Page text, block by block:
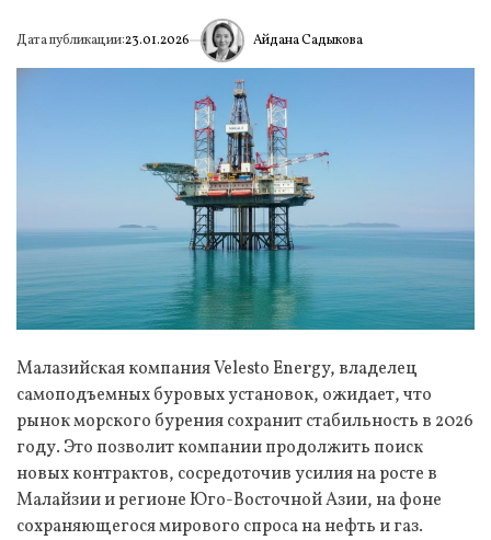
Дата публикации:23.01.2026 ИА Айдана Садыкова
Малазийская компания Velesto Energy, владелец
самоподъемных буровых установок, ожидает, что
рынок морского бурения сохранит стабильность в 2026
году. Это позволит компании продолжить поиск
новых контрактов, сосредоточив усилия на росте в
Малайзии и регионе Юго-Восточной Азии, на фоне
сохраняющегося мирового спроса на нефть и газ.